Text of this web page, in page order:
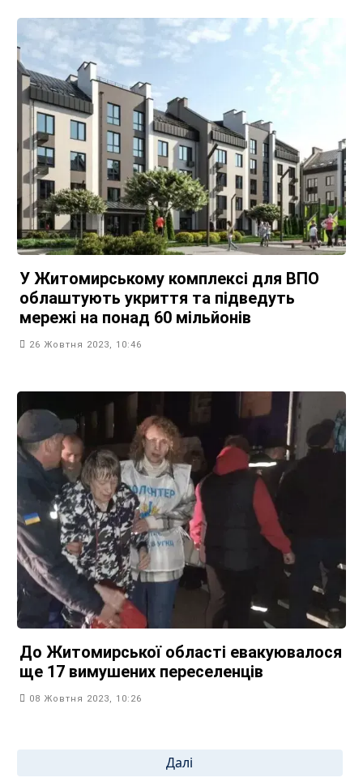
У Житомирському комплексі для ВПО
облаштують укриття та підведуть
мережі на понад 60 мільйонів
26 Жовтня 2023, 10:46
До Житомирської області евакуювалося
ще 17 вимушених переселенців
08 Жовтня 2023, 10:26
Далі